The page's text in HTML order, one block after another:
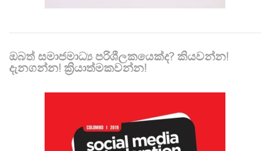
ඔබත් සමාජමාධ්‍ය පරිශීලකයෙක්ද? කියවන්න!
දැනගන්න! ක්‍රියාත්මකවන්න!